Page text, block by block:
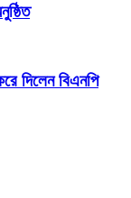
দিলেন বিএনপি